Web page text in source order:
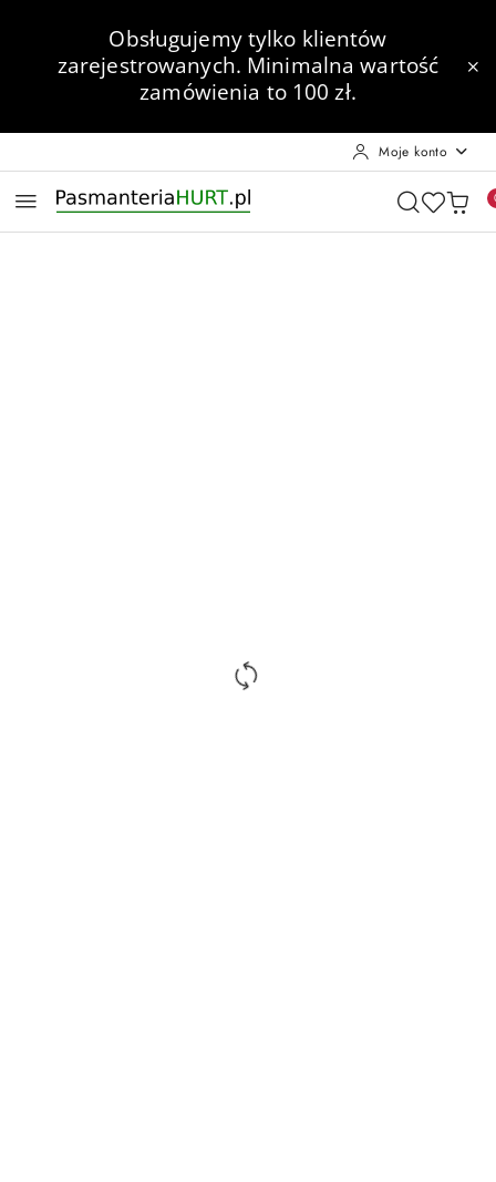
Przejdź do treści głównej
Przejdź do wyszukiwarki
Przejdź do moje konto
Przejdź do menu głównego
Przejdź do opisu produktu
Przejdź do stopki
Obsługujemy tylko klientów
zarejestrowanych. Minimalna wartość
zamówienia to 100 zł.
Moje konto